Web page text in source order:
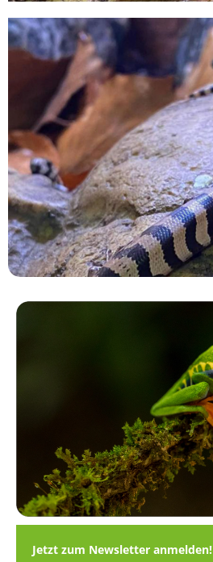
Jetzt zum Newsletter anmelden!